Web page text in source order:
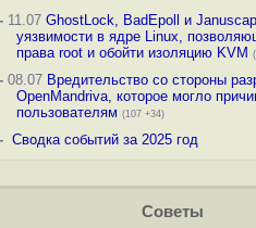
-11.07 GhostLock, BadEpoll и
уязвимости в ядре Linux,
права root и обойти изоляцию KVM
-08.07 Вредительство со стороны
OpenMandriva, которое могло
пользователям (107 +34)
- Сводка событий за 2025 год
Советы